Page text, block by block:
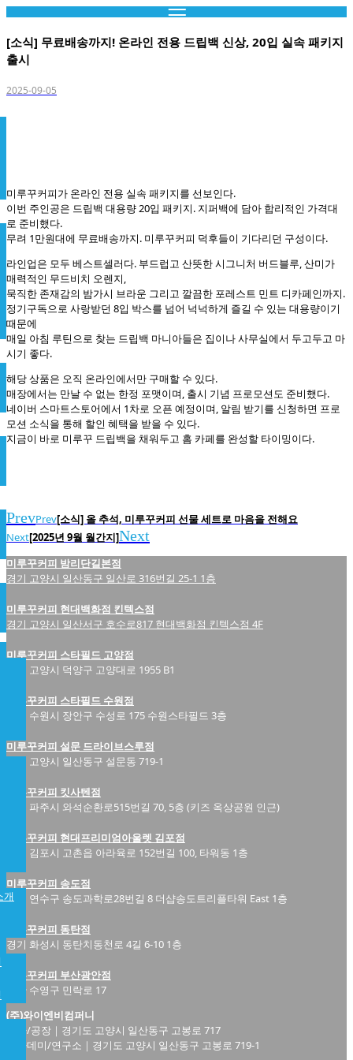
츠
로
너
개
[소식] 무료배송까지! 온라인 전용 드립백 신상, 20입 실속 패키지
출시
2025-09-05
미루꾸커피가 온라인 전용 실속 패키지를 선보인다.
이번 주인공은 드립백 대용량 20입 패키지. 지퍼백에 담아 합리적인 가격대
로 준비했다.
무려 1만원대에 무료배송까지. 미루꾸커피 덕후들이 기다리던 구성이다.
라인업은 모두 베스트셀러다. 부드럽고 산뜻한 시그니처 버드블루, 산미가
매력적인 무드비치 오렌지,
묵직한 존재감의 밤가시 브라운 그리고 깔끔한 포레스트 민트 디카페인까지.
정기구독으로 사랑받던 8입 박스를 넘어 넉넉하게 즐길 수 있는 대용량이기
때문에
매일 아침 루틴으로 찾는 드립백 마니아들은 집이나 사무실에서 두고두고 마
시기 좋다.
해당 상품은 오직 온라인에서만 구매할 수 있다.
매장에서는 만날 수 없는 한정 포맷이며, 출시 기념 프로모션도 준비했다.
네이버 스마트스토어에서 1차로 오픈 예정이며, 알림 받기를 신청하면 프로
모션 소식을 통해 할인 혜택을 받을 수 있다.
지금이 바로 미루꾸 드립백을 채워두고 홈 카페를 완성할 타이밍이다.
PrevPrev[소식] 올 추석, 미루꾸커피 선물 세트로 마음을 전해요
Next[2025년 9월 월간지]Next
미루꾸커피 밤리단길본점
경기 고양시 일산동구 일산로 316번길 25-1 1층
미루꾸커피 현대백화점 킨텍스점
경기 고양시 일산서구 호수로817 현대백화점 킨텍스점 4F
미루꾸커피 스타필드 고양점
경기 고양시 덕양구 고양대로 1955 B1
미루꾸커피 스타필드 수원점
경기 수원시 장안구 수성로 175 수원스타필드 3층
미루꾸커피 설문 드라이브스루점
경기 고양시 일산동구 설문동 719-1
미루꾸커피 킷사텐점
경기 파주시 와석순환로515번길 70, 5층 (키즈 옥상공원 인근)
미루꾸커피 현대프리미엄아울렛 김포점
경기 김포시 고촌읍 아라육로 152번길 100, 타워동 1층
미루꾸커피 송도점
인천 연수구 송도과학로28번길 8 더샵송도트리플타워 East 1층
미루꾸커피 동탄점
경기 화성시 동탄치동천로 4길 6-10 1층
미루꾸커피 부산광안점
부산 수영구 민락로 17
(주)와이엔비컴퍼니
본사/공장｜경기도 고양시 일산동구 고봉로 717
아카데미/연구소｜경기도 고양시 일산동구 고봉로 719-1